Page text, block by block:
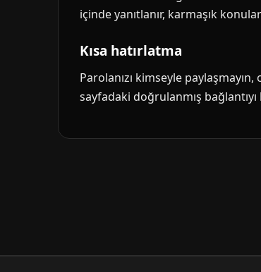
içinde yanıtlanır, karmaşık
Kısa hatırlatma
Parolanızı kimseyle
sayfadaki doğrulanmış bağlantıyı